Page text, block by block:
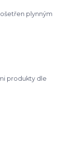
plynným
produkty dle